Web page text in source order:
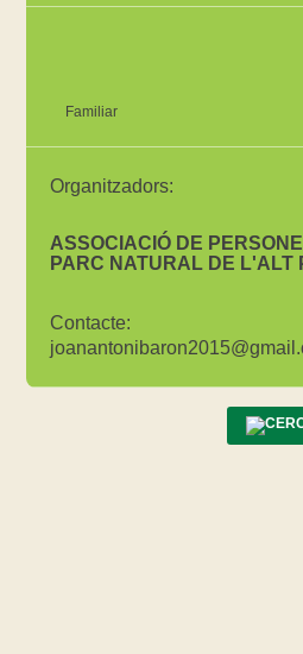
Familiar
Organitzadors:
ASSOCIACIÓ DE
PARC NATURAL DE L'ALT
Contacte: